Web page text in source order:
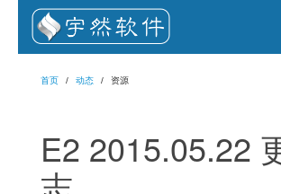
首页 动态 资源
E2 2015.05.22